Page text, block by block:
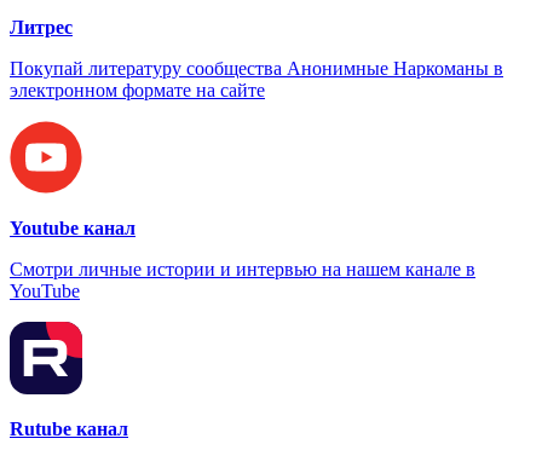
Литрес
Покупай литературу сообщества Анонимные Наркоманы в
электронном формате на сайте
Youtube канал
Смотри личные истории и интервью на нашем канале в
YouTube
Rutube канал